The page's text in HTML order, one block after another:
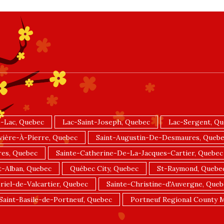
Quebec Lac-Saint-Joseph, Quebec
Lac-Sergent,
À-Pierre, Quebec
Saint-Augustin-De-Desmaures,
Quebec
Sainte-Catherine-De-La-Jacques-Cartier, Quebec
Alban, Quebec
Québec City, Quebec
St-Raymond,
de-Valcartier, Quebec
Sainte-Christine-d'Auvergne,
Basile-de-Portneuf, Quebec
Portneuf Regional County